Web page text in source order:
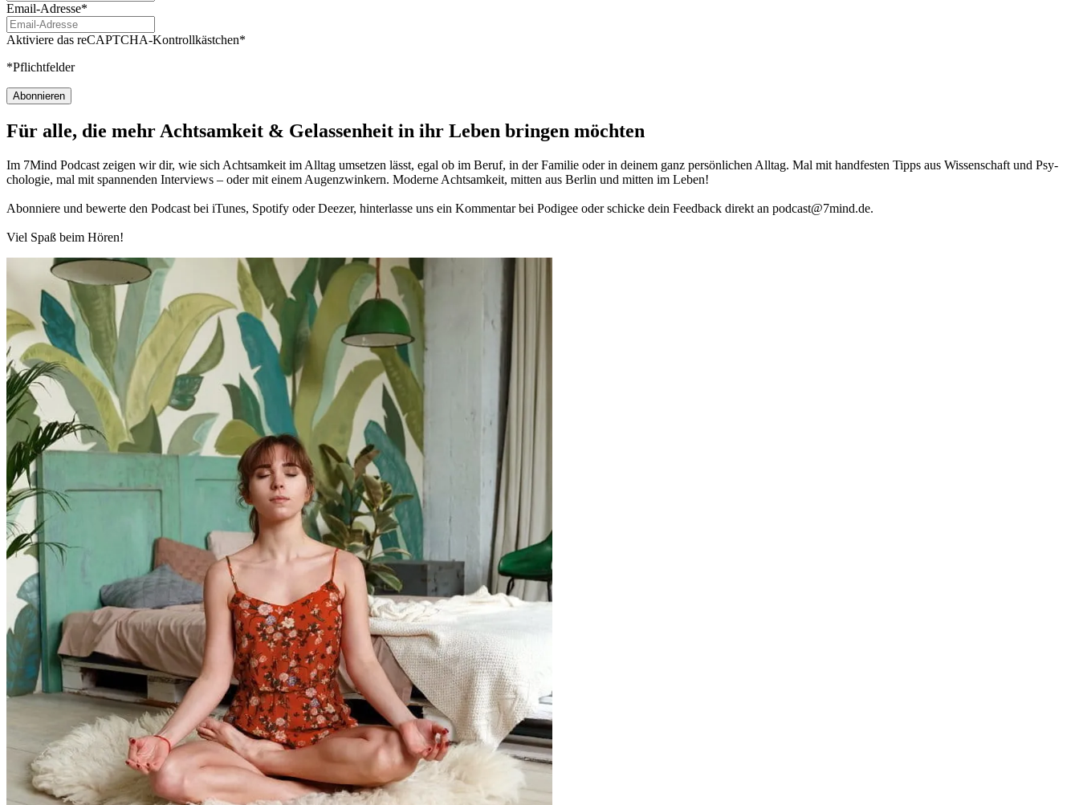
Email-Adresse*
Aktiviere das reCAPTCHA-Kontrollkästchen*
*Pflichtfelder
Abonnieren
Für alle, die mehr Acht­sam­keit & Gelas­sen­heit in ihr Leben brin­gen möch­ten
Im 7Mind Pod­cast zeigen wir dir, wie sich Acht­sam­keit im Alltag umset­zen lässt, egal ob im Beruf, in der Fami­lie oder in deinem ganz per­sön­li­chen Alltag. Mal mit hand­fes­ten Tipps aus Wis­sen­schaft und Psy­
cho­lo­gie, mal mit spannenden Interviews – oder mit einem Augen­zwin­kern. Moderne Acht­sam­keit, mitten aus Berlin und mitten im Leben!
Abon­niere und bewerte den Pod­cast bei iTunes, Spo­tify oder Deezer, hin­ter­lasse uns ein Kom­men­tar bei Podigee oder schi­cke dein Feed­back direkt an podcast@​7​mind.​de.
Viel Spaß beim Hören!